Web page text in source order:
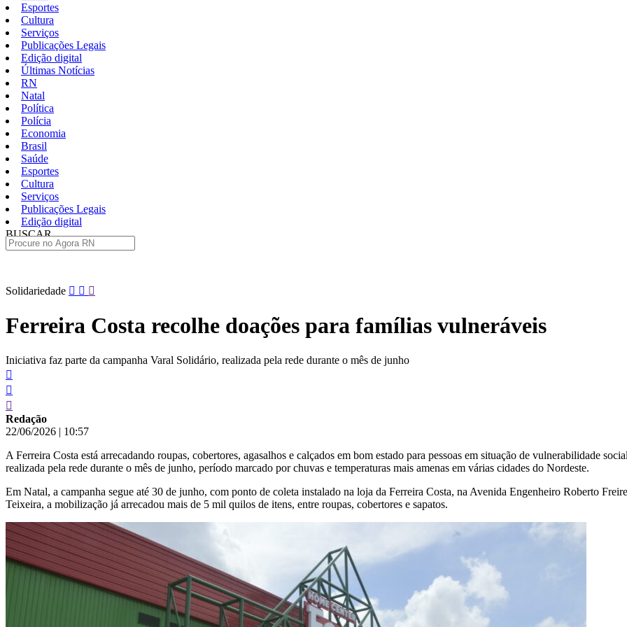
Esportes
Cultura
Serviços
Publicações Legais
Edição digital
Últimas Notícias
RN
Natal
Política
Polícia
Economia
Brasil
Saúde
Esportes
Cultura
Serviços
Publicações Legais
Edição digital
BUSCAR
Pular
conteúdo
Solidariedade
Ferreira Costa recolhe doações para famílias vulneráveis
Iniciativa faz parte da campanha Varal Solidário, realizada pela rede durante o mês de junho
Redação
22/06/2026 | 10:57
A Ferreira Costa está arrecadando roupas, cobertores, agasalhos e calçados em bom estado para pessoas em situação de vulnerabilidade
realizada pela rede durante o mês de junho, período marcado por chuvas e temperaturas mais amenas em várias cidades do Nordeste.
Em Natal, a campanha segue até 30 de junho, com ponto de coleta instalado na loja da Ferreira Costa, na Avenida Engenheiro Roberto
Teixeira, a mobilização já arrecadou mais de 5 mil quilos de itens, entre roupas, cobertores e sapatos.